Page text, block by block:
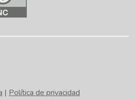
| Política de privacidad